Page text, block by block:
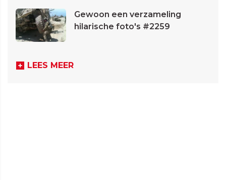
Gewoon een verzameling
hilarische foto's #2259
LEES MEER